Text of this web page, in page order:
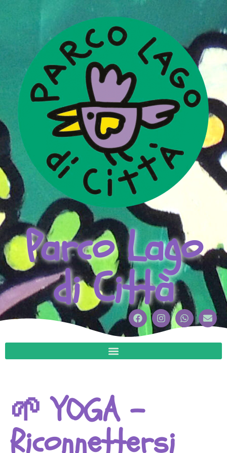
Parco Lago
di Città
🌱 YOGA –
Riconnettersi